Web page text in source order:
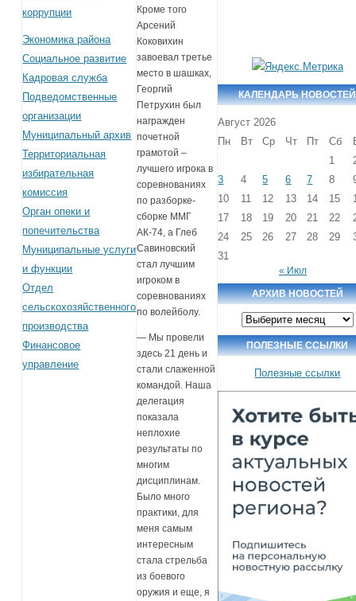
коррупции
Экономика района
Социальное развитие
Кадровая служба
Подведомственные
организации
Муниципальный архив
Территориальная
избирательная
комиссия
Орган опеки и
попечительства
Муниципальные услуги
и функции
Отдел
сельскохозяйственного
производства
Финансовое
управление
Кроме того
Арсений
Коковихин
завоевал третье
место в шашках,
Георгий
Петрухин был
награжден
почетной
грамотой –
лучшего игрока в
соревнованиях
по разборке-
сборке ММГ
АК-74, а Глеб
Савиновский
стал лучшим
игроком в
соревнованиях
по волейболу.
— Мы провели
здесь 21 день и
стали слаженной
командой. Наша
делегация
показала
неплохие
результаты по
многим
дисциплинам.
Было много
практики, для
меня самым
интересным
стала стрельба
из боевого
оружия и еще, я
КАЛЕНДАРЬ НОВОСТЕЙ
Август 2026
Пн
Вт Ср Чт Пт Сб
1
3
4 5 6 7 8
10
11 12 13 14 15
17
18 19 20 21 22
24
25 26 27 28 29
31
« Июл
АРХИВ НОВОСТЕЙ
Архив
новостей
ПОЛЕЗНЫЕ ССЫЛКИ
Полезные ссылки